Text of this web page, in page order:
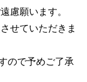
慮願います。
せていただきま
ので予めご了承